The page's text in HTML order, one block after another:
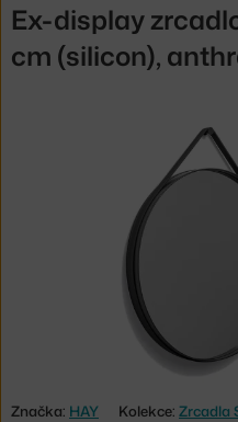
Ex-display
cm (silicon),
Značka: HAY Kolekce: Zrcadla